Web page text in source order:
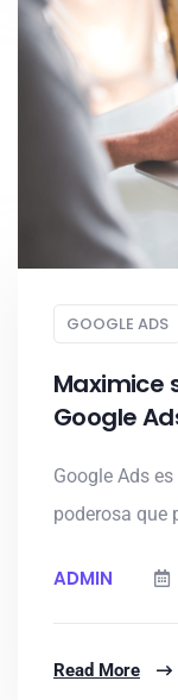
GOOGLE ADS
Maximice
Google
Google Ads
poderosa que
ADMIN
Read More